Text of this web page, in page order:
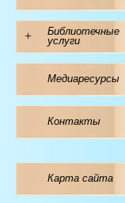
+
Библиотечные
услуги
Медиаресурсы
Контакты
Карта сайта